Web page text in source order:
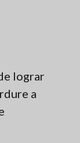
lograr
a